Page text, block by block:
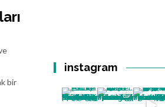
bir
instagram